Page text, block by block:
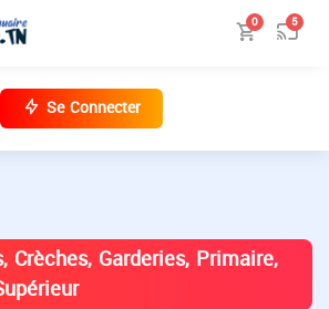
0 5
Se Connecter
Crèches, Garderies, Primaire,